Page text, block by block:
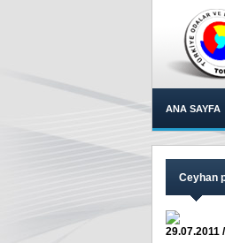
ANA SAYFA
Ceyhan
29.07.2011